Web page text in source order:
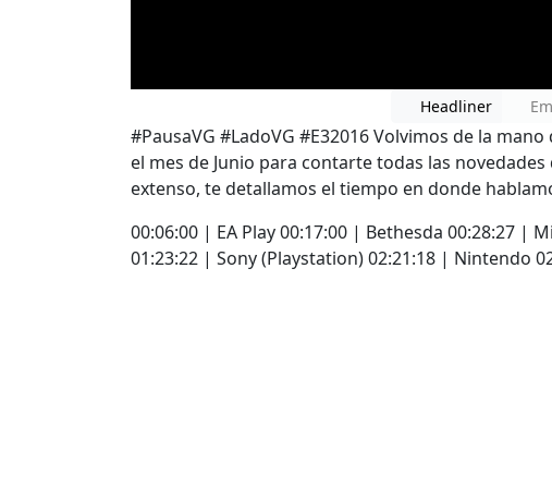
Headliner
#PausaVG #LadoVG #E32016 Volvimos de la
el mes de Junio para contarte todas las
extenso, te detallamos el tiempo en donde
00:06:00 | EA Play 00:17:00 | Bethesda 00:28:27 |
01:23:22 | Sony (Playstation) 02:21:18 | Nintendo